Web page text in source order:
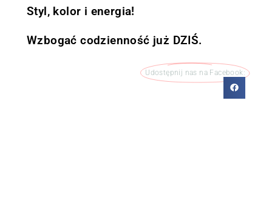
Styl, kolor i energia!
Wzbogać codzienność już DZIŚ.
Udostępnij nas na Facebook: